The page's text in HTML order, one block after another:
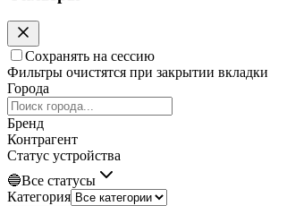
Сохранять на сессию
Фильтры очистятся при закрытии вкладки
Города
Бренд
Контрагент
Статус устройства
🔵Все статусы
Категория